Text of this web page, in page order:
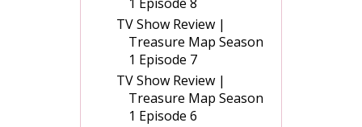
1 Episode 8
TV Show Review |
Treasure Map Season
1 Episode 7
TV Show Review |
Treasure Map Season
1 Episode 6